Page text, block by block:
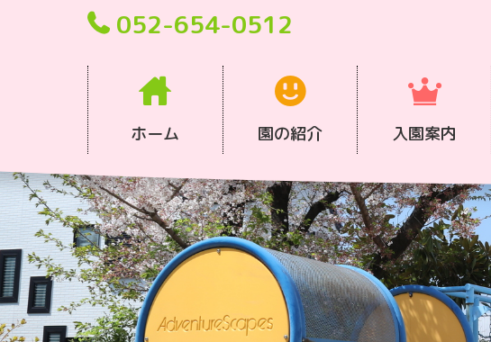
052-654-0512
ホーム 園の紹介 入園案内